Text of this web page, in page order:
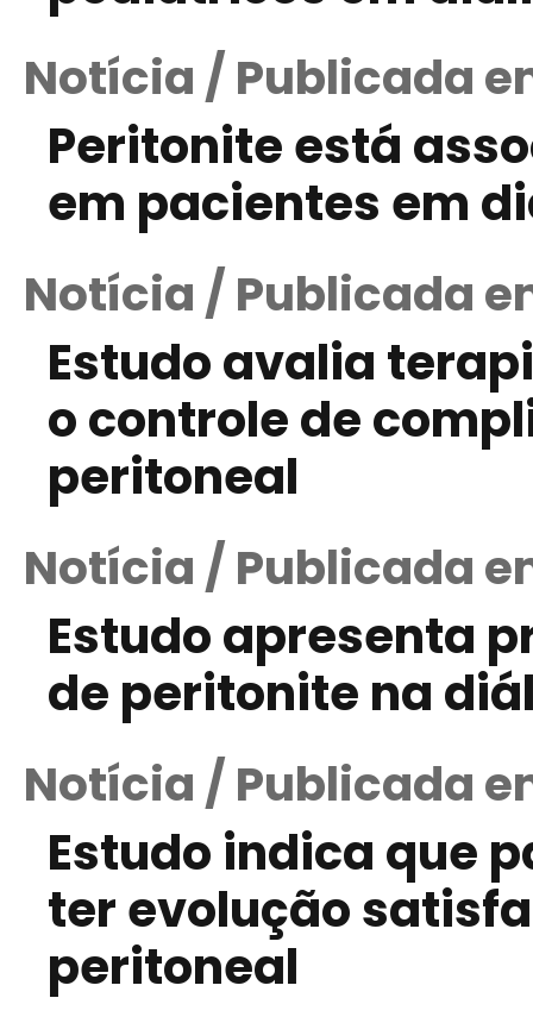
Notícia / Publicada
Peritonite está
em pacientes em
Notícia / Publicada
Estudo avalia
o controle de
peritoneal
Notícia / Publicada
Estudo apresenta
de peritonite na
Notícia / Publicada
Estudo indica que
ter evolução
peritoneal